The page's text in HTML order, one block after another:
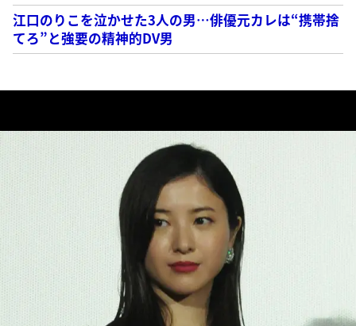
江口のりこを泣かせた3人の男…俳優元カレは“携帯捨
てろ”と強要の精神的DV男